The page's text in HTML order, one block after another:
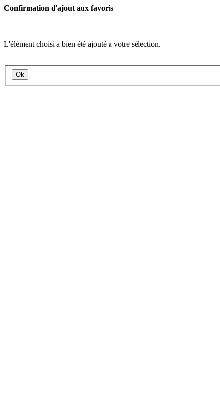
Confirmation d'ajout aux favoris
L'élément choisi a bien été ajouté à votre sélection.